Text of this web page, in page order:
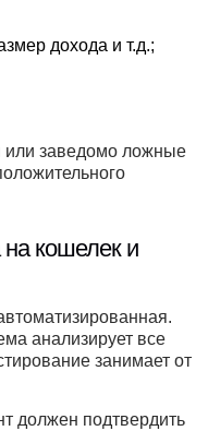
дохода и т.д.;
или заведомо ложные
кошелек и
анализирует все
занимает от
должен подтвердить